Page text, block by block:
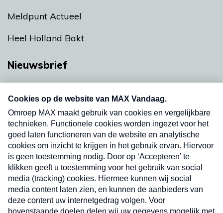
Meldpunt Actueel
Heel Holland Bakt
Nieuwsbrief
nieuwsbrief. Elke vrijdag- en dinsdagochtend in
uw mailbox.
Verzend